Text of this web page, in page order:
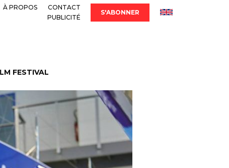
À PROPOS
CONTACT
PUBLICITÉ
S'ABONNER
FESTIVAL